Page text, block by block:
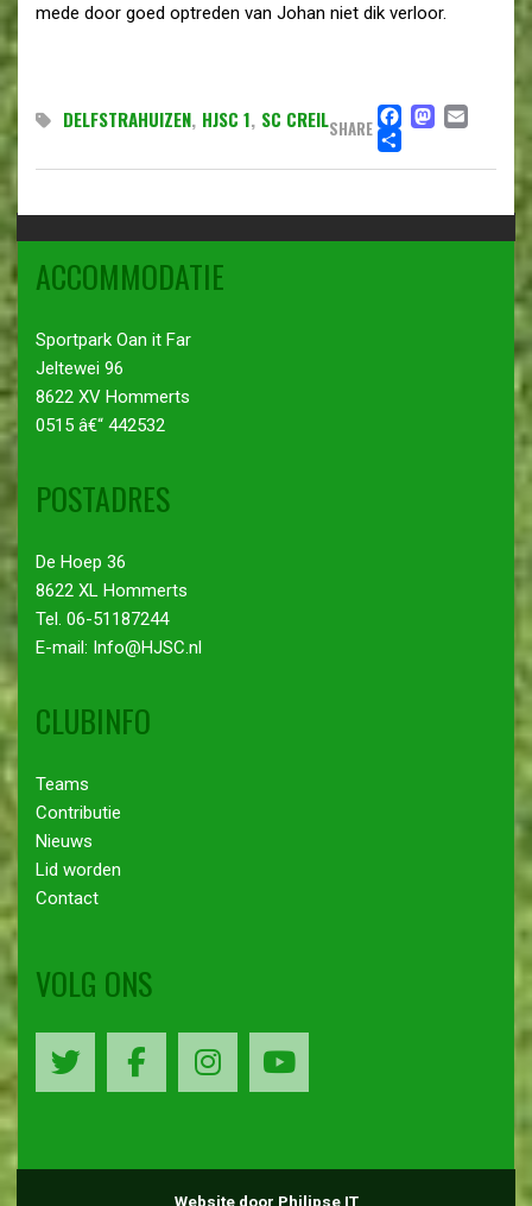
mede door goed optreden van Johan niet dik verloor.
DELFSTRAHUIZEN, HJSC 1, SC CREILSHARE DELEN
ACCOMMODATIE
Sportpark Oan it Far
Jeltewei 96
8622 XV Hommerts
0515 â€“ 442532
POSTADRES
De Hoep 36
8622 XL Hommerts
Tel. 06-51187244
E-mail: Info@HJSC.nl
CLUBINFO
Teams
Contributie
Nieuws
Lid worden
Contact
VOLG ONS
Website door Philipse IT